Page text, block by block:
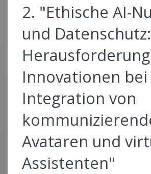
2. "Ethische AI-
und Datenschutz:
Innovationen
Integration von
Avataren und
Assistenten"